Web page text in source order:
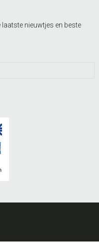
nieuwtjes en beste